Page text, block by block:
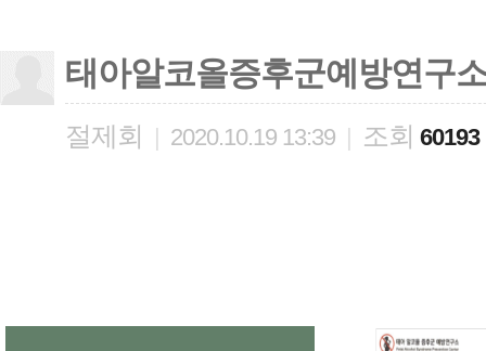
태아알코올증후군예방연구
절제회 | 2020.10.19 13:39 | 조회 60193